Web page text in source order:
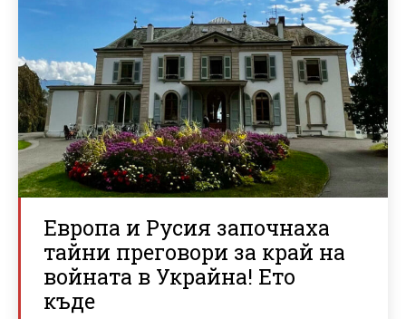
Европа и Русия започнаха
тайни преговори за край на
войната в Украйна! Ето
къде